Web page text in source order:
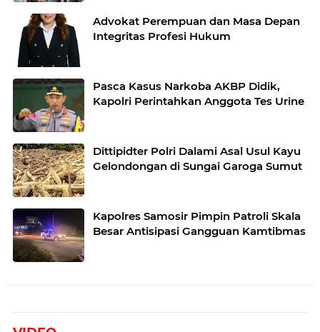
Advokat Perempuan dan Masa Depan
Integritas Profesi Hukum
Pasca Kasus Narkoba AKBP Didik,
Kapolri Perintahkan Anggota Tes Urine
Dittipidter Polri Dalami Asal Usul Kayu
Gelondongan di Sungai Garoga Sumut
Kapolres Samosir Pimpin Patroli Skala
Besar Antisipasi Gangguan Kamtibmas